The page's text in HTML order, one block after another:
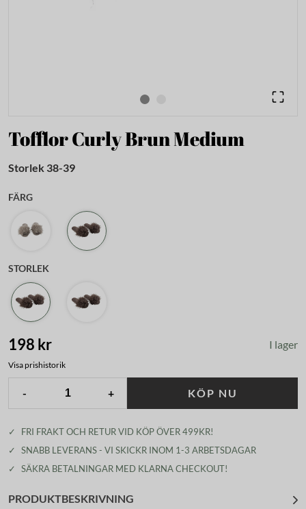
Tofflor Curly Brun Medium
Storlek 38-39
FÄRG
STORLEK
198 kr I lager
Visa prishistorik
- + KÖP NU
✓
FRI FRAKT OCH RETUR VID KÖP ÖVER 499KR!
✓
SNABB LEVERANS - VI SKICKR INOM 1-3 ARBETSDAGAR
✓
SÄKRA BETALNINGAR MED KLARNA CHECKOUT!
PRODUKTBESKRIVNING